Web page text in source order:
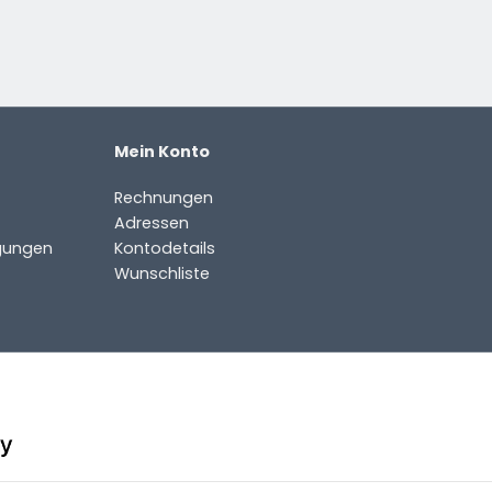
Mein Konto
Rechnungen
Adressen
Kontodetails
Wunschliste